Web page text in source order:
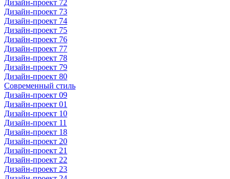
Дизайн-проект 72
Дизайн-проект 73
Дизайн-проект 74
Дизайн-проект 75
Дизайн-проект 76
Дизайн-проект 77
Дизайн-проект 78
Дизайн-проект 79
Дизайн-проект 80
Современный стиль
Дизайн-проект 09
Дизайн-проект 01
Дизайн-проект 10
Дизайн-проект 11
Дизайн-проект 18
Дизайн-проект 20
Дизайн-проект 21
Дизайн-проект 22
Дизайн-проект 23